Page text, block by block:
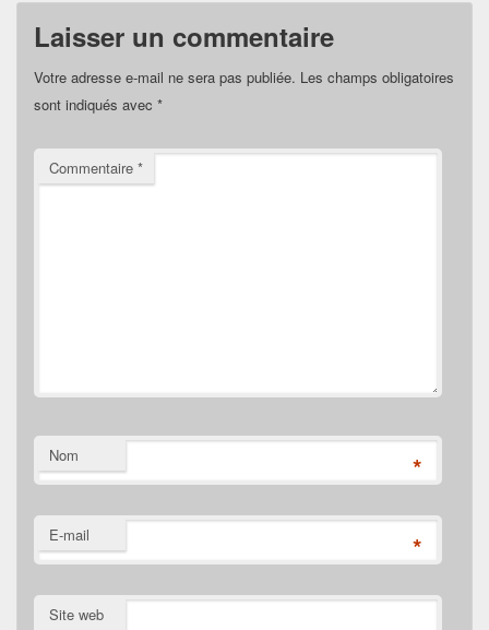
Laisser un commentaire
Votre adresse e-mail ne sera pas publiée. Les champs obligatoires
sont indiqués avec *
Commentaire *
Nom *
E-mail *
Site web